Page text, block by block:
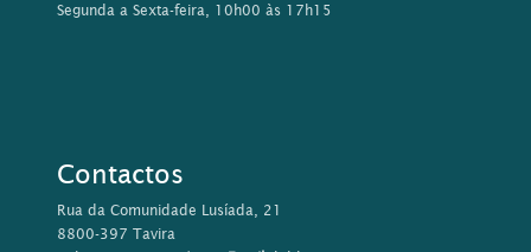
Segunda a Sexta-feira, 10h00 às 17h15
Contactos
Rua da Comunidade Lusíada, 21
8800-397 Tavira